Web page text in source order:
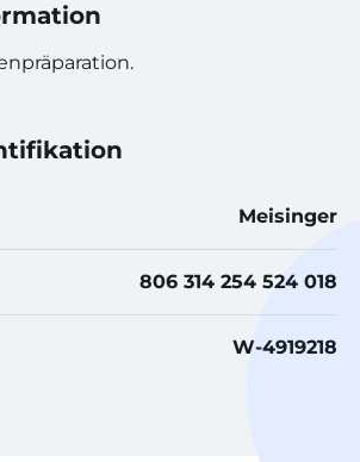
Meisinger
806 314 254 524 018
W-4919218